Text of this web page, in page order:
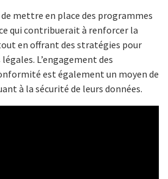
mettre en place des programmes
qui contribuerait à renforcer la
en offrant des stratégies pour
L’engagement des
est également un moyen de
à la sécurité de leurs données.